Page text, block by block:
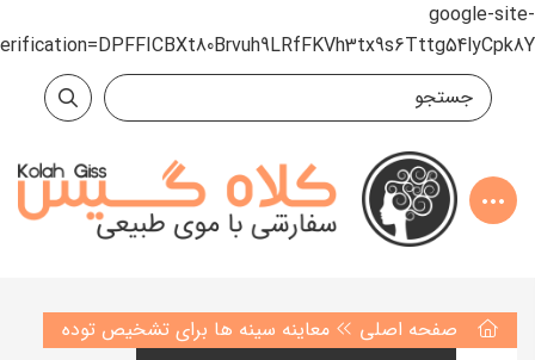
google-site-
صفحه اصلی معاینه سینه ها برای تشخیص توده